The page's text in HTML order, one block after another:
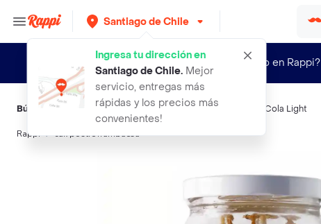
Santiago de Chile
Ingresa tu dirección en
Santiago de Chile. Mejor
servicio, entregas más
rápidas y los precios más
convenientes!
¿Nuevo en Rappi?
Búsquedas relacionadas:Postres ,Cuk,Nestlé,Lider Coca-Cola Light
Rappi cuk postre frambuesa